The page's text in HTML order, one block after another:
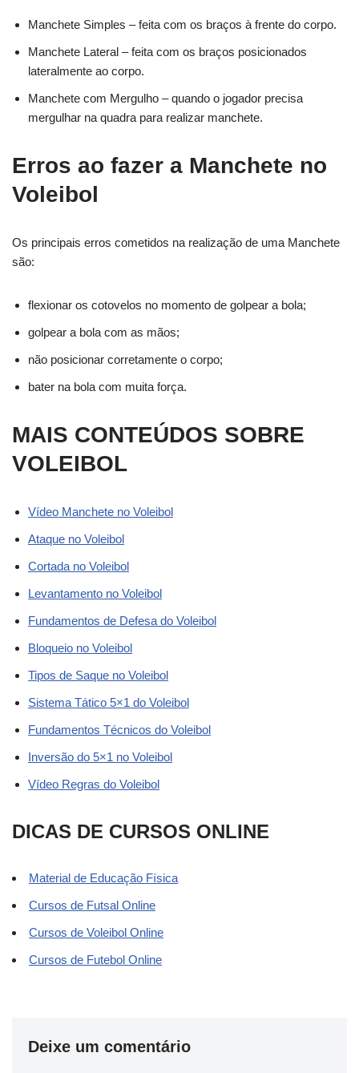
Manchete Simples – feita com os braços à frente do corpo.
Manchete Lateral – feita com os braços posicionados
lateralmente ao corpo.
Manchete com Mergulho – quando o jogador precisa
mergulhar na quadra para realizar manchete.
Erros ao fazer a Manchete no
Voleibol
Os principais erros cometidos na realização de uma Manchete
são:
flexionar os cotovelos no momento de golpear a bola;
golpear a bola com as mãos;
não posicionar corretamente o corpo;
bater na bola com muita força.
MAIS CONTEÚDOS SOBRE
VOLEIBOL
Vídeo Manchete no Voleibol
Ataque no Voleibol
Cortada no Voleibol
Levantamento no Voleibol
Fundamentos de Defesa do Voleibol
Bloqueio no Voleibol
Tipos de Saque no Voleibol
Sistema Tático 5×1 do Voleibol
Fundamentos Técnicos do Voleibol
Inversão do 5×1 no Voleibol
Vídeo Regras do Voleibol
DICAS DE CURSOS ONLINE
Material de Educação Física
Cursos de Futsal Online
Cursos de Voleibol Online
Cursos de Futebol Online
Deixe um comentário